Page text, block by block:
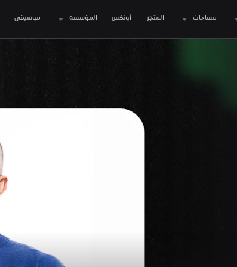
مساحات المتجر المؤسسة موسيقى